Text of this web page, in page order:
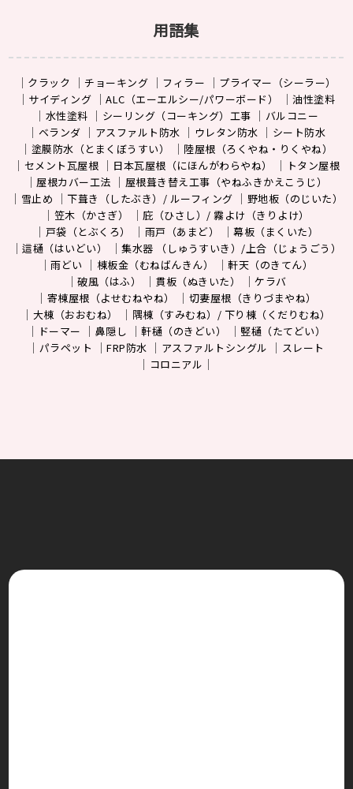
用語集
クラック チョーキング フィラー
プライマー（シーラー）
サイディング
ALC（エーエルシー/パワーボード）
油性塗料
水性塗料
シーリング（コーキング）工事
バルコニー
ベランダ
アスファルト防水 ウレタン防水
シート防水
塗膜防水（とまくぼうすい）
陸屋根（ろくやね・りくやね）
セメント瓦屋根
日本瓦屋根（にほんがわらやね）
トタン屋根
屋根カバー工法
屋根葺き替え工事（やねふきかえこうじ）
雪止め
下葺き（したぶき）/ ルーフィング
野地板（のじいた）
笠木（かさぎ）
庇（ひさし）/ 霧よけ（きりよけ）
戸袋（とぶくろ）
雨戸（あまど）
幕板（まくいた）
這樋（はいどい）
集水器 （しゅうすいき）/上合（じょうごう）
雨どい
棟板金（むねばんきん）
軒天（のきてん）
破風（はふ）
貫板（ぬきいた）
ケラバ
寄棟屋根（よせむねやね）
切妻屋根（きりづまやね）
大棟（おおむね）
隅棟（すみむね）/ 下り棟（くだりむね）
ドーマー
鼻隠し 軒樋（のきどい）
竪樋（たてどい）
パラペット
FRP防水 アスファルトシングル
スレート
コロニアル